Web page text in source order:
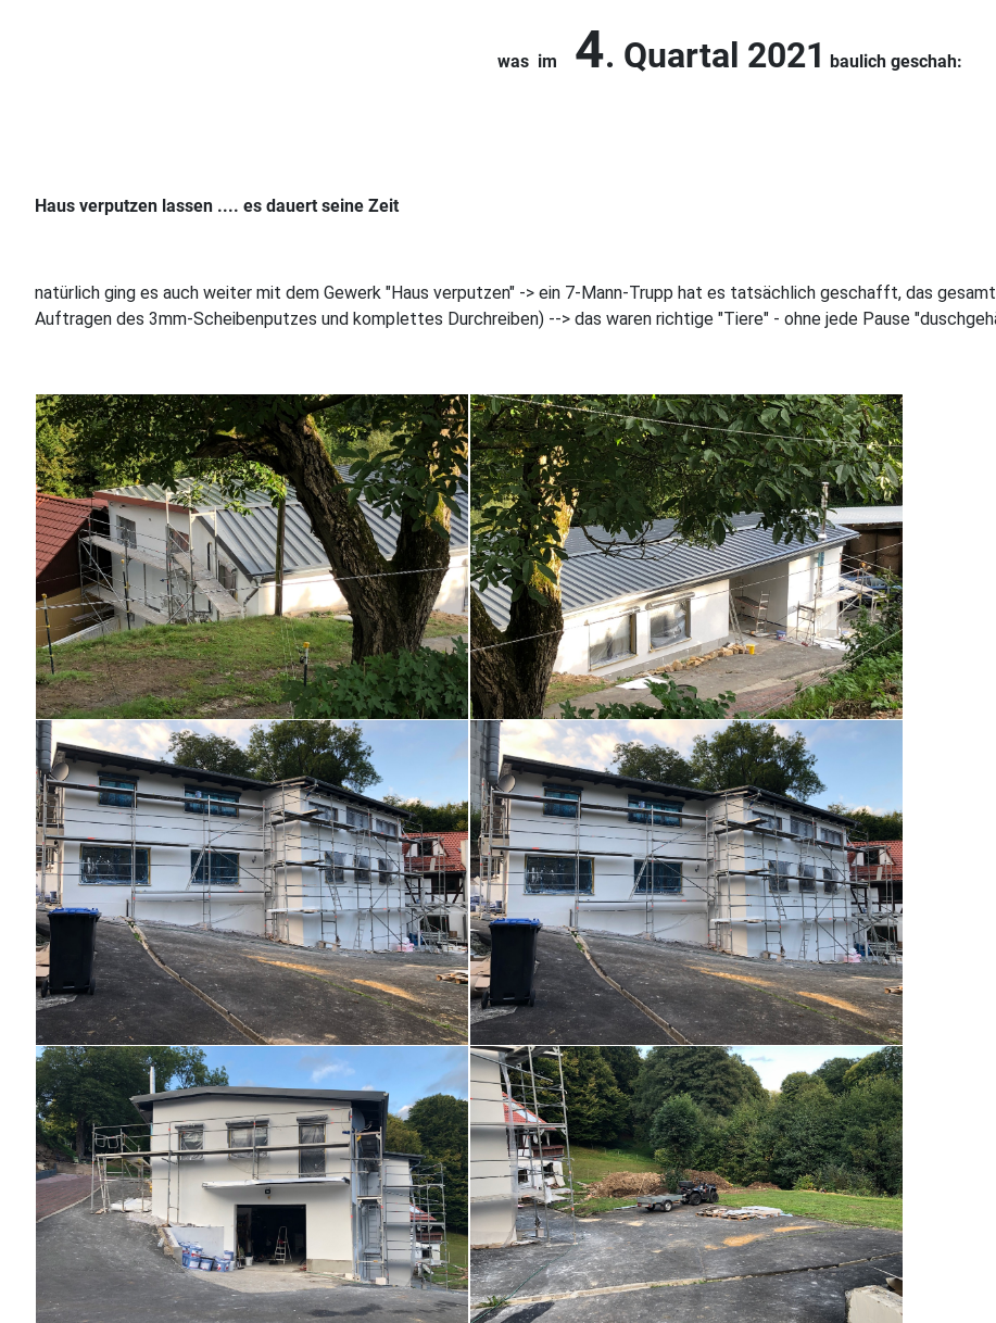
was im 4. Quartal 2021 baulich geschah:
Haus verputzen lassen .... es dauert seine Zeit
natürlich ging es auch weiter mit dem Gewerk "Haus verputzen" -> ein 7-Mann-Trupp hat es tatsächlich geschafft, das
Auftragen des 3mm-Scheibenputzes und komplettes Durchreiben) --> das waren richtige "Tiere" - ohne jede Pause